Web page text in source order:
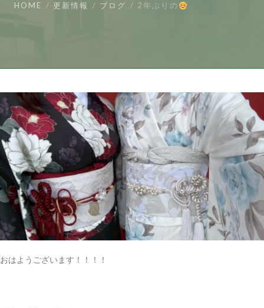
HOME 更新情報 ブログ 2年ぶりの
おはようございます！！！！